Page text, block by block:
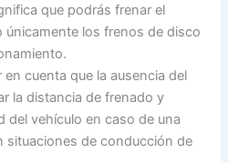
que podrás frenar el
únicamente los frenos de disco
cuenta que la ausencia del
la distancia de frenado y
del vehículo en caso de una
situaciones de conducción de